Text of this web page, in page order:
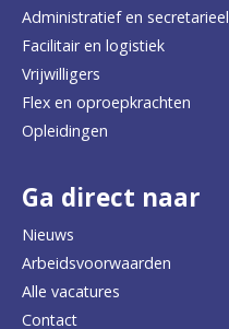
Administratief en secretarieel
Facilitair en logistiek
Vrijwilligers
Flex en oproepkrachten
Opleidingen
Ga direct naar
Nieuws
Arbeidsvoorwaarden
Alle vacatures
Contact